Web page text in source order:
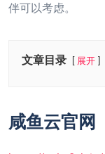
伴可以考虑。
文章目录 展开
咸鱼云官网